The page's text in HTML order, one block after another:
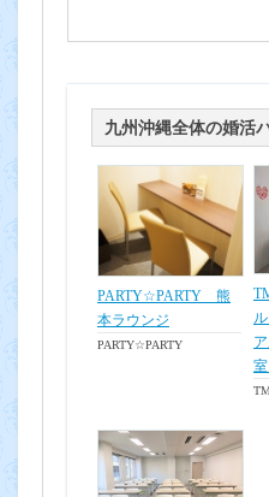
九州沖縄全体の婚活
PARTY☆PARTY 熊
本ラウンジ
PARTY☆PARTY